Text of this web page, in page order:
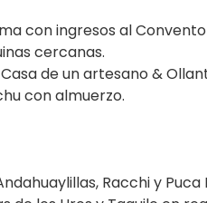
con ingresos al
cercanas.
de un artesano &
con almuerzo.
Racchi y